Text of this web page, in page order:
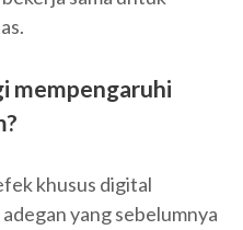
mempengaruhi
khusus digital
yang sebelumnya